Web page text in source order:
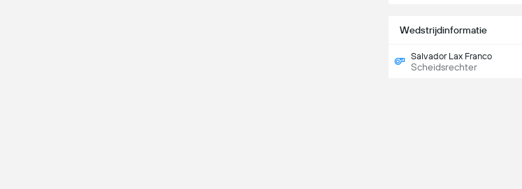
Wedstrijdinformatie
Salvador Lax Franco
Scheidsrechter